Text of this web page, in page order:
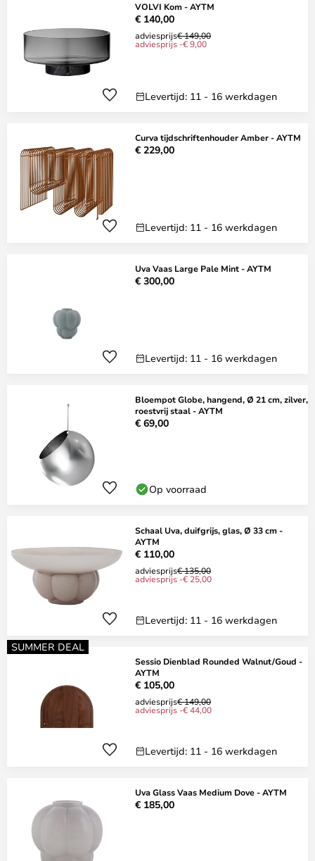
VOLVI Kom - AYTM
€ 140,00
adviesprijs€ 149,00
adviesprijs -€ 9,00
Levertijd: 11 - 16 werkdagen
Curva tijdschriftenhouder Amber - AYTM
€ 229,00
Levertijd: 11 - 16 werkdagen
Uva Vaas Large Pale Mint - AYTM
€ 300,00
Levertijd: 11 - 16 werkdagen
Bloempot Globe, hangend, Ø 21 cm, zilver,
roestvrij staal - AYTM
€ 69,00
Op voorraad
Schaal Uva, duifgrijs, glas, Ø 33 cm -
AYTM
€ 110,00
adviesprijs€ 135,00
adviesprijs -€ 25,00
Levertijd: 11 - 16 werkdagen
SUMMER DEAL
Sessio Dienblad Rounded Walnut/Goud -
AYTM
€ 105,00
adviesprijs€ 149,00
adviesprijs -€ 44,00
Levertijd: 11 - 16 werkdagen
Uva Glass Vaas Medium Dove - AYTM
€ 185,00